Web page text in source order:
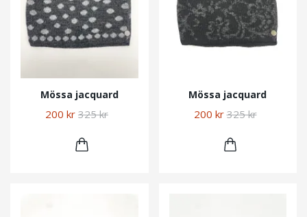
Mössa jacquard
200 kr 325 kr
Mössa jacquard
200 kr 325 kr